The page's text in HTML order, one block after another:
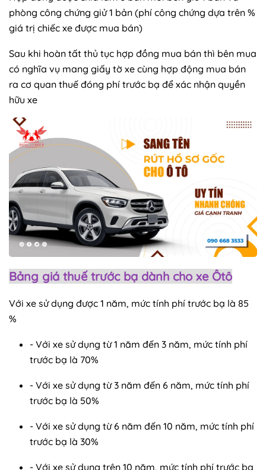
phòng công chứng giử 1 bản (phí công chứng dựa trên %
giá trị chiếc xe được mua bán)
Sau khi hoàn tất thủ tục hợp đồng mua bán thì bên mua
có nghĩa vụ mang giấy tờ xe cùng hợp động mua bán
ra cơ quan thuế đóng phí trước bạ để xác nhận quyền
hữu xe
Bảng giá thuế trước bạ dành cho xe Ôtô
Với xe sử dụng được 1 năm, mức tính phí trước bạ là 85
%
- Với xe sử dụng từ 1 năm đến 3 năm, mức tính phí
trước bạ là 70%
- Với xe sử dụng từ 3 năm đến 6 năm, mức tính phí
trước bạ là 50%
- Với xe sử dụng từ 6 năm đến 10 năm, mức tính phí
trước bạ là 30%
- Với xe sử dụng trên 10 năm, mức tính phí trước bạ